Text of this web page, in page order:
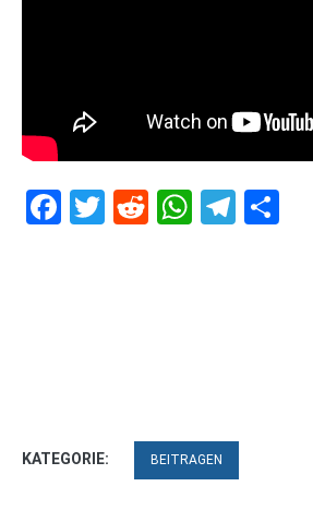
Facebook
Twitter
Reddit
KATEGORIE: BEITRAGEN